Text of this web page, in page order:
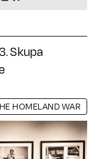
Skupa
HOMELAND WAR